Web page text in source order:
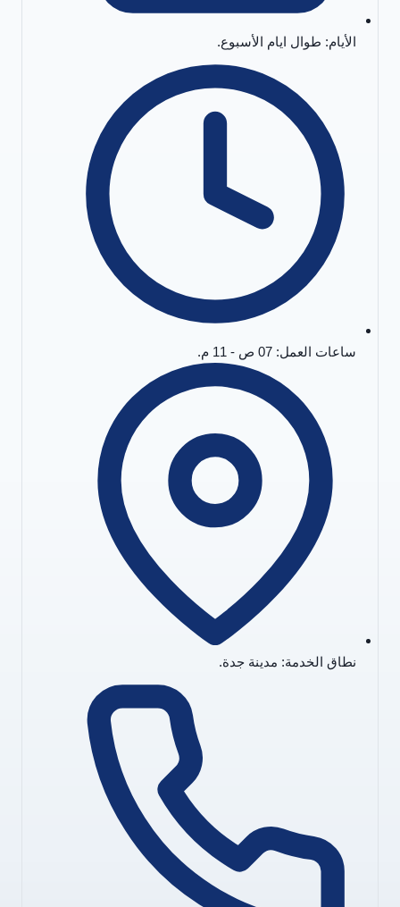
الأيام: طوال ايام الأسبوع.
ساعات العمل: 07 ص - 11 م.
نطاق الخدمة: مدينة جدة.